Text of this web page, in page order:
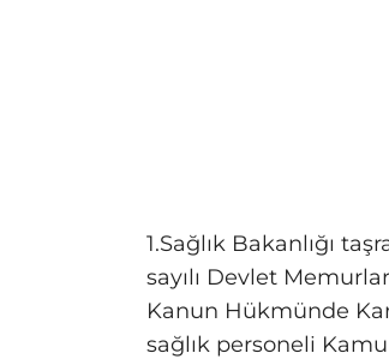
1.Sağlık Bakanlığı
sayılı Devlet
Kanun Hükmünde
sağlık personeli